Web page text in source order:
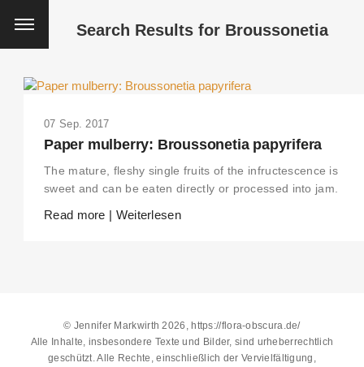
THIS SEARCH BAR ONLY WORKS IN THE GERMAN VERSION OF THE
WEBSITE! NON-GERMAN SPEAKERS PLEASE USE THE SEARCH
Search Results for Broussonetia
07 Sep. 2017
Paper mulberry: Broussonetia papyrifera
The mature, fleshy single fruits of the infructescence is
sweet and can be eaten directly or processed into jam.
Read more | Weiterlesen
© Jennifer Markwirth 2026, https://flora-obscura.de/
Alle Inhalte, insbesondere Texte und Bilder, sind urheberrechtlich
geschützt. Alle Rechte, einschließlich der Vervielfältigung,